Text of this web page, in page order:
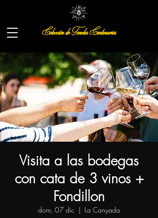
Colección de Toneles Centenarios
Visita a las bodegas
con cata de 3 vinos +
Fondillon
dom, 07 dic
  |
La Canyada